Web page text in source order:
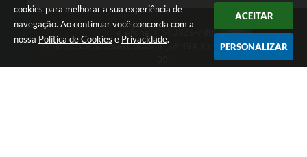
cookies para melhorar a sua experiência de
navegação. Ao continuar você concorda com a
nossa Política de Cookies e Privacidade.
ACEITAR
PERSONALIZAR
Telefone: (19) 3826-7800
Endereço: Rua João Corazzari, nº 394, Centro | CEP: 13280-